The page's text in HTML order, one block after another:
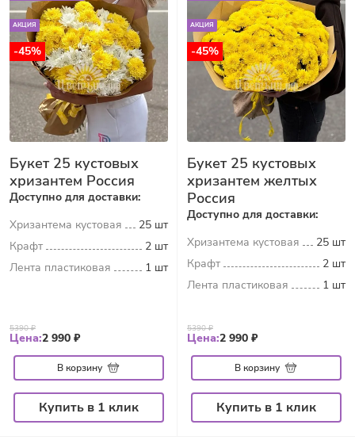
-45%
АКЦИЯ
Букет 25 кустовых
хризантем Россия
Доступно для доставки:
Хризантема кустовая
25 шт
Крафт
2 шт
Лента пластиковая
1 шт
5390 ₽
Цена:2 990 ₽
В корзину
Купить в 1 клик
-45%
АКЦИЯ
Букет 25 кустовых
хризантем желтых
Россия
Доступно для доставки:
Хризантема кустовая
25 шт
Крафт
2 шт
Лента пластиковая
1 шт
5390 ₽
Цена:2 990 ₽
В корзину
Купить в 1 клик